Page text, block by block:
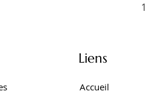
Liens
Accueil